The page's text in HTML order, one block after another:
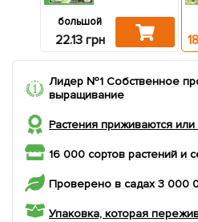
большой
22.13 грн
Лидер №1 Собственное
выращивание
Растения приживаются
16 000 сортов растений и
Проверено в садах 3 000
Упаковка, которая